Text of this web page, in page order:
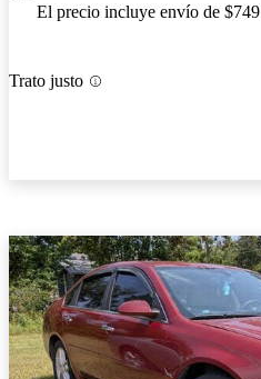
El precio incluye envío de $749
Trato justo